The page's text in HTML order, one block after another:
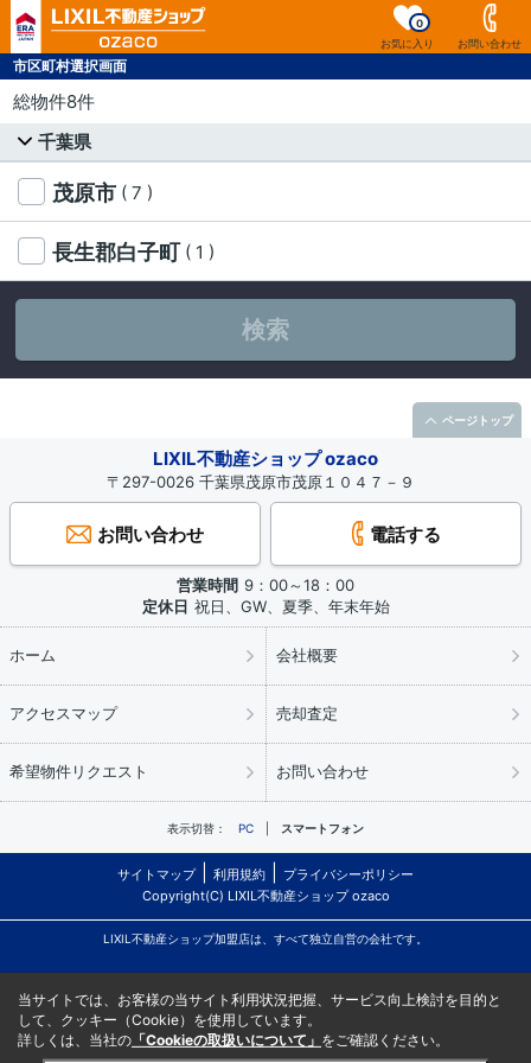
お気に入り
0
お問い合わせ
市区町村選択画面
総物件8件
千葉県
茂原市 ( 7 )
長生郡白子町 ( 1 )
検索
LIXIL不動産ショップ ozaco
〒297-0026 千葉県茂原市茂原１０４７－９
お問い合わせ 電話する
営業時間 9：00～18：00
定休日 祝日、GW、夏季、年末年始
ホーム 会社概要
アクセスマップ 売却査定
希望物件リクエスト お問い合わせ
表示切替： PC スマートフォン
サイトマップ 利用規約
プライバシーポリシー
Copyright(C) LIXIL不動産ショップ ozaco
LIXIL不動産ショップ加盟店は、すべて独立自営の会社です。
ページトップ
当サイトでは、お客様の当サイト利用状況把握、サービス向上検討を目的と
して、クッキー（Cookie）を使用しています。
詳しくは、当社の 「Cookieの取扱いについて」 をご確認ください。